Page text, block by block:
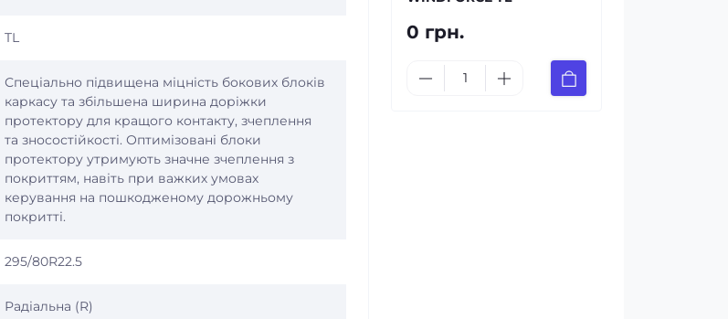
TL
Спеціально підвищена міцність бокових блоків
каркасу та збільшена ширина доріжки
протектору для кращого контакту, зчеплення
та зносостійкості. Оптимізовані блоки
протектору утримують значне зчеплення з
покриттям, навіть при важких умовах
керування на пошкодженому дорожньому
покритті.
295/80R22.5
Радіальна (R)
0 грн.